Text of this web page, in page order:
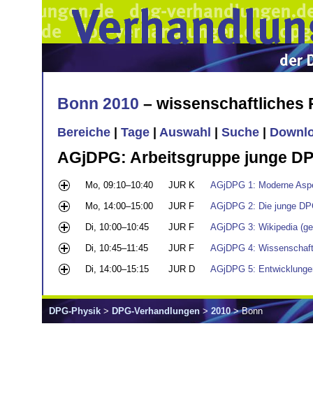
Bonn 2010 – wissenschaftliches
Bereiche Tage Auswahl Suche
AGjDPG: Arbeitsgruppe junge
Mo, 09:10–10:40 JUR K
AGjDPG 1: Moderne
Mo, 14:00–15:00
JUR F
AGjDPG 2: Die junge
Di, 10:00–10:45
JUR F
AGjDPG 3: Wikipedia
Di, 10:45–11:45
JUR F
AGjDPG 4:
Di, 14:00–15:15
JUR D AGjDPG 5:
DPG-Physik > DPG-Verhandlungen > 2010> Bonn